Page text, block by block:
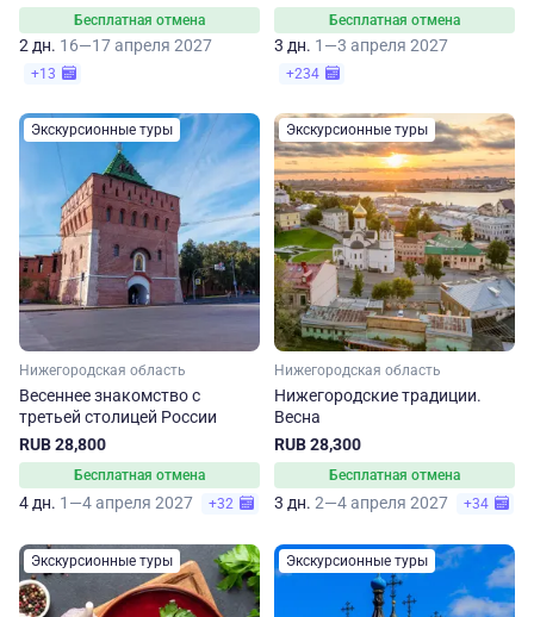
Бесплатная отмена
2 дн. 16—17 апреля 2027
+13
Бесплатная отмена
3 дн. 1—3 апреля 2027
+234
Экскурсионные туры
Нижегородская область
Весеннее знакомство с
третьей столицей России
RUB 28,800
Бесплатная отмена
4 дн. 1—4 апреля 2027 +32
Экскурсионные туры
Нижегородская область
Нижегородские традиции.
Весна
RUB 28,300
Бесплатная отмена
3 дн. 2—4 апреля 2027 +34
Экскурсионные туры Экскурсионные туры